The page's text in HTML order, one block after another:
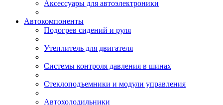
Аксессуары для автоэлектроники
Автокомпоненты
Подогрев сидений и руля
Утеплитель для двигателя
Системы контроля давления в шинах
Стеклоподъемники и модули управления
Автохолодильники